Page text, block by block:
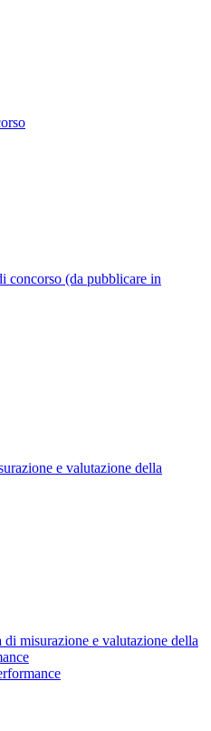
concorso (da pubblicare in
e valutazione della
di misurazione e valutazione della